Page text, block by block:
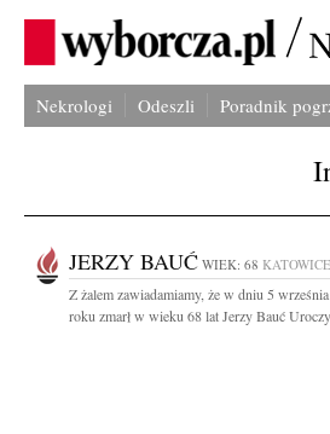
Nekrologi Odeszli Poradnik
JERZY BAUĆ WIEK: 68 KATOWICE
Z żalem zawiadamiamy, że w dniu 5
roku zmarł w wieku 68 lat Jerzy Bauć